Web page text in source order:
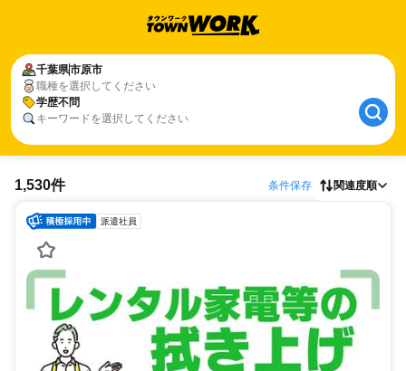
千葉県市原市
職種を選択してください
学歴不問
キーワードを選択してください
1,530件 条件保存 関連度順
派遣社員